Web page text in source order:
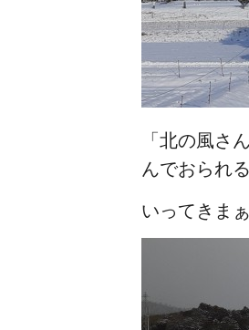
「北の風さ
んでおられ
いってきま